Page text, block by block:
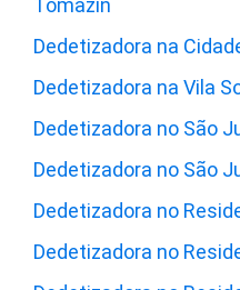
Tomazin
Dedetizadora na
Dedetizadora na Vila
Dedetizadora no São
Dedetizadora no São
Dedetizadora no
Dedetizadora no